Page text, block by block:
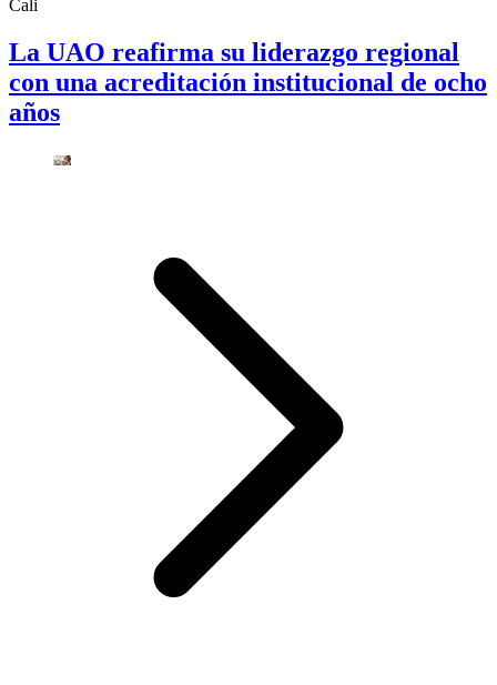
Cali
La UAO reafirma su liderazgo regional
con una acreditación institucional de ocho
años